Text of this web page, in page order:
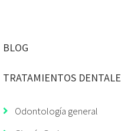
BLOG
TRATAMIENTOS
Odontología general